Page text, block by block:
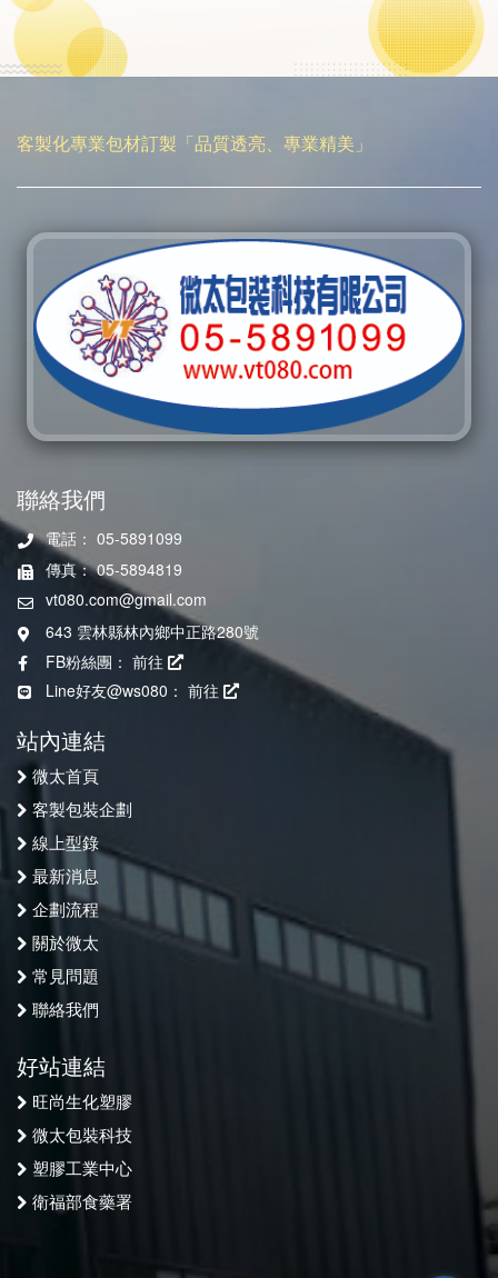
客製化專業包材訂製「品質透亮、專業精美」
聯絡我們
電話： 05-5891099
傳真： 05-5894819
vt080.com@gmail.com
643 雲林縣林內鄉中正路280號
FB粉絲團： 前往
Line好友@ws080： 前往
站內連結
微太首頁
客製包裝企劃
線上型錄
最新消息
企劃流程
關於微太
常見問題
聯絡我們
好站連結
旺尚生化塑膠
微太包裝科技
塑膠工業中心
衛福部食藥署